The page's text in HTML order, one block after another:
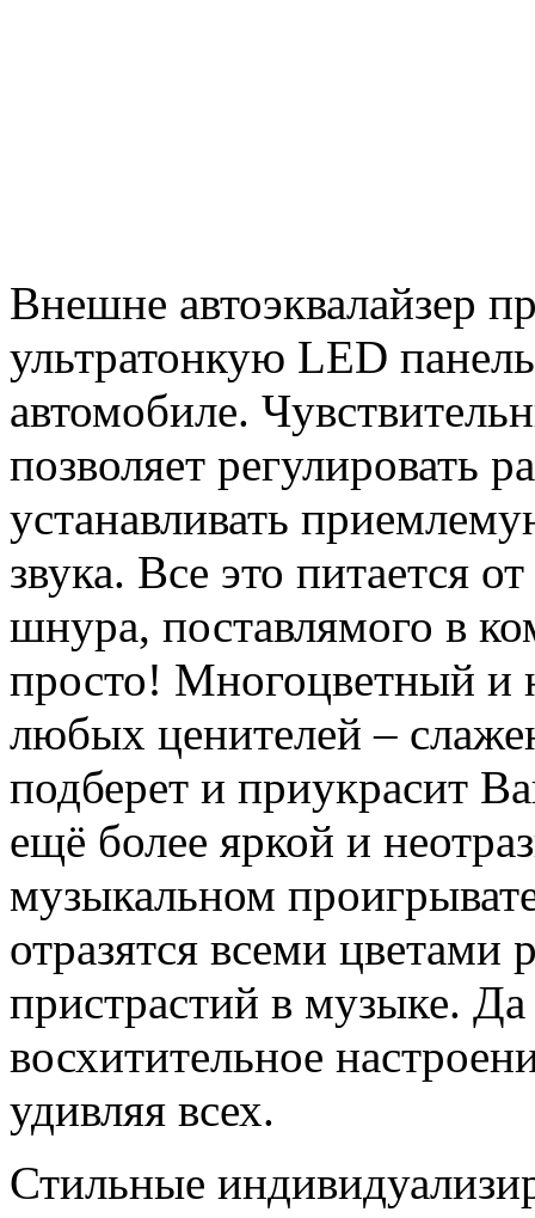
Внешне автоэквалайзер
ультратонкую LED
автомобиле.
позволяет регулировать
устанавливать
звука. Все это питается
шнура, поставлямого в
просто! Многоцветный и
любых ценителей –
подберет и приукрасит
ещё более яркой и
музыкальном
отразятся всеми
пристрастий в музыке.
восхитительное
удивляя всех.
Стильные